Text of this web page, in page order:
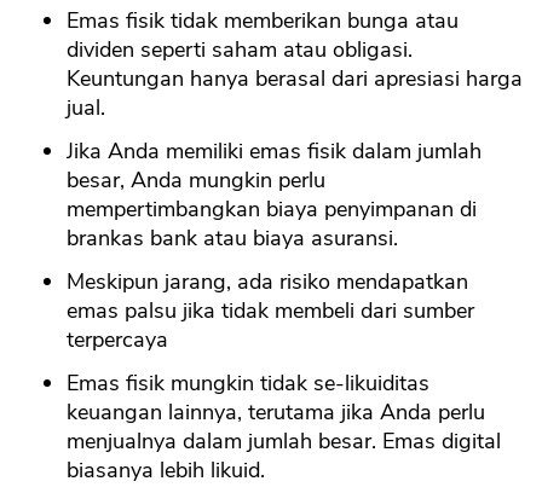
Emas fisik tidak memberikan bunga atau
dividen seperti saham atau obligasi.
Keuntungan hanya berasal dari apresiasi harga
jual.
Jika Anda memiliki emas fisik dalam jumlah
besar, Anda mungkin perlu
mempertimbangkan biaya penyimpanan di
brankas bank atau biaya asuransi.
Meskipun jarang, ada risiko mendapatkan
emas palsu jika tidak membeli dari sumber
terpercaya
Emas fisik mungkin tidak se-likuiditas
keuangan lainnya, terutama jika Anda perlu
menjualnya dalam jumlah besar. Emas digital
biasanya lebih likuid.